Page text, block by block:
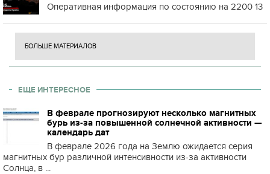
Оперативная информация по состоянию на 2200 13
БОЛЬШЕ МАТЕРИАЛОВ
ЕЩЕ ИНТЕРЕСНОЕ
В феврале прогнозируют несколько магнитных
бурь из-за повышенной солнечной активности —
календарь дат
В феврале 2026 года на Землю ожидается серия
магнитных бур различной интенсивности из-за активности
Солнца, в ...